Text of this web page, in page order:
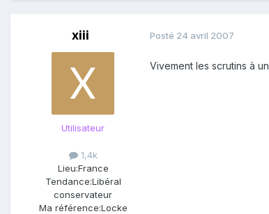
xiii
Utilisateur
1,4k
Lieu:France
Tendance:Libéral
conservateur
Ma référence:Locke
Posté 24 avril 2007
Vivement les scrutins à